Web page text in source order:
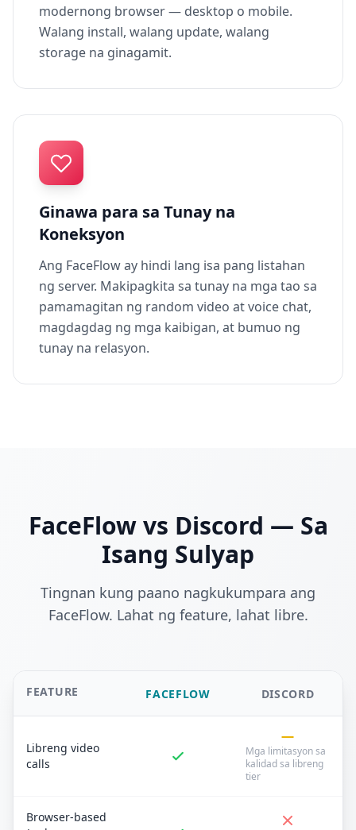
modernong browser — desktop o mobile.
Walang install, walang update, walang
storage na ginagamit.
Ginawa para sa Tunay na
Koneksyon
Ang FaceFlow ay hindi lang isa pang listahan
ng server. Makipagkita sa tunay na mga tao sa
pamamagitan ng random video at voice chat,
magdagdag ng mga kaibigan, at bumuo ng
tunay na relasyon.
FaceFlow vs Discord — Sa
Isang Sulyap
Tingnan kung paano nagkukumpara ang
FaceFlow. Lahat ng feature, lahat libre.
FEATURE FACEFLOW DISCORD
Libreng video
calls
Mga limitasyon sa
kalidad sa libreng
tier
Browser-based